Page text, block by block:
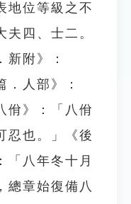
地位等級之不
夫四、士二。
附》：
．人部》：
佾》：「八佾
忍也。」《後
「八年冬十月
總章始復備八